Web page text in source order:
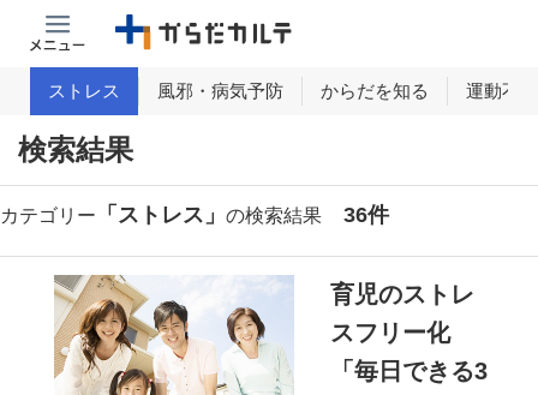
ストレス 風邪・病気予防 からだを知る 運動不
検索結果
カテゴリー 「ストレス」 の検索結果 36件
育児のストレ
スフリー化
「毎日できる3